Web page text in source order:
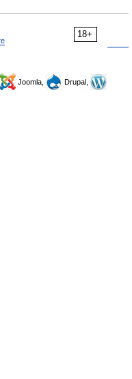
18+
Joomla,
Drupal,